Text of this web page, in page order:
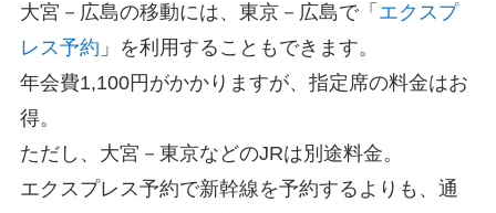
大宮－広島の移動には、東京－広島で「 エクスプ
レス予約 」を利用することもできます。
年会費1,100円がかかりますが、指定席の料金はお
得。
ただし、大宮－東京などのJRは別途料金。
エクスプレス予約で新幹線を予約するよりも、通